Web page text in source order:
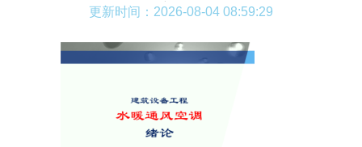
新标杆
更新时间：2026-08-04 08:59:29